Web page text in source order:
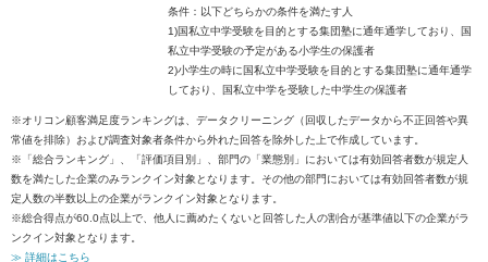
条件：以下どちらかの条件を満たす人
1)国私立中学受験を目的とする集団塾に通年通学しており、国
私立中学受験の予定がある小学生の保護者
2)小学生の時に国私立中学受験を目的とする集団塾に通年通学
しており、国私立中学を受験した中学生の保護者
※オリコン顧客満足度ランキングは、データクリーニング（回収したデータから不正回答や異
常値を排除）および調査対象者条件から外れた回答を除外した上で作成しています。
※「総合ランキング」、「評価項目別」、部門の「業態別」においては有効回答者数が規定人
数を満たした企業のみランクイン対象となります。その他の部門においては有効回答者数が規
定人数の半数以上の企業がランクイン対象となります。
※総合得点が60.0点以上で、他人に薦めたくないと回答した人の割合が基準値以下の企業がラ
ンクイン対象となります。
≫ 詳細はこちら